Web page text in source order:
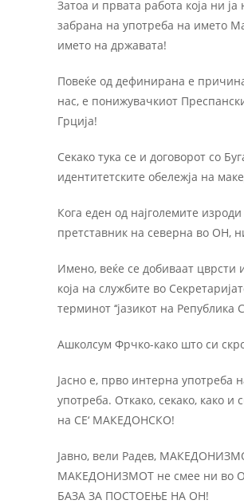
Затоа и првата работа која ни
забрана на употреба на името
името на државата!
Повеќе од дефинирана е
нас, е понижувачкиот
Грција!
Секако тука се и договорот со
идентитетските обележја на
Кога еден од најголемите
претставник на северна во ОН,
Имено, веќе се добиваат цврсти
која на службите во
терминот ‘‘јазикот на
Ашколсум Фрчко-како што си
Јасно е, прво интерна употреба
употреба. Откако, секако, како
на СЕ‘ МАКЕДОНСКО!
Јавно, вели Радев,
МАКЕДОНИЗМОТ не смее ни во
БАЗА ЗА ПОСТОЕЊЕ НА ОН!